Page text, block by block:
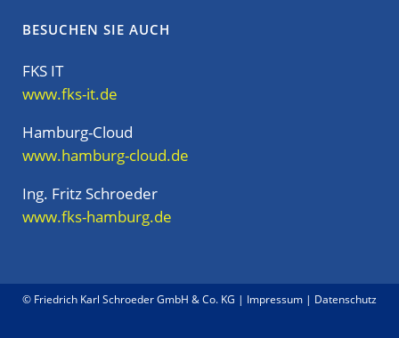
BESUCHEN SIE AUCH
FKS IT
www.fks-it.de
Hamburg-Cloud
www.hamburg-cloud.de
Ing. Fritz Schroeder
www.fks-hamburg.de
© Friedrich Karl Schroeder GmbH & Co. KG | Impressum | Datenschutz